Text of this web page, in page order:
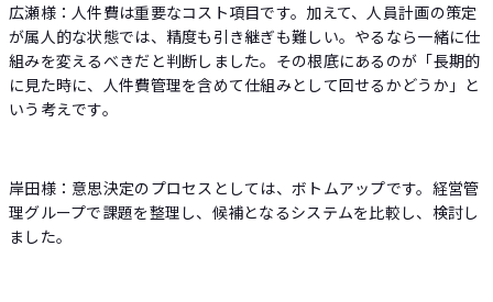
広瀬様：人件費は重要なコスト項目です。加えて、人員計画の策定
が属人的な状態では、精度も引き継ぎも難しい。やるなら一緒に仕
組みを変えるべきだと判断しました。その根底にあるのが「長期的
に見た時に、人件費管理を含めて仕組みとして回せるかどうか」と
いう考えです。
岸田様：意思決定のプロセスとしては、ボトムアップです。経営管
理グループで課題を整理し、候補となるシステムを比較し、検討し
ました。